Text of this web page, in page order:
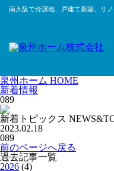
南大阪で分譲地、戸建て新築、リ
泉州ホーム HOME
新着情報
089
新着トピックス
2023.02.18
089
前のページへ戻る
過去記事一覧
2026 (4)